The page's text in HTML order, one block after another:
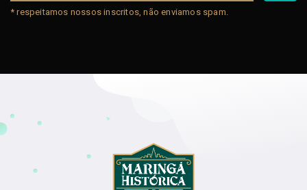
* respeitamos nossos inscritos, não enviamos spam.